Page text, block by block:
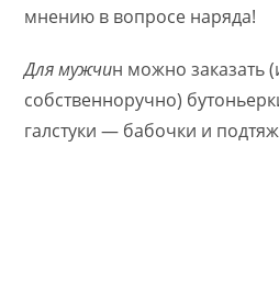
мнению в вопросе наряда!
Для мужчин можно заказать
собственноручно)
галстуки — бабочки и